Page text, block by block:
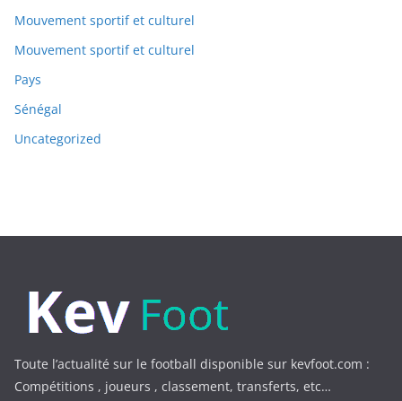
Mouvement sportif et culturel
Mouvement sportif et culturel
Pays
Sénégal
Uncategorized
Toute l’actualité sur le football disponible sur kevfoot.com :
Compétitions , joueurs , classement, transferts, etc…